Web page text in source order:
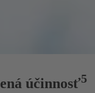
účinnosť5